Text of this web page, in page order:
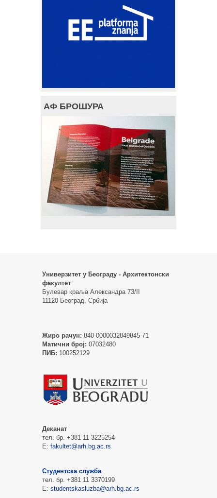
АФ БРОШУРА
Универзитет у Београду - Архитектонски
факултет
Булевар краља Александра 73/II
11120 Београд, Србија
Жиро рачун: 840-0000032849845-71
Матични број: 07032480
ПИБ: 100252129
Деканат
тел. бр. +381 11 3225254
Е: fakultet@arh.bg.ac.rs
Студентска служба
тел. бр. +381 11 3370199
Е: studentskasluzba@arh.bg.ac.rs